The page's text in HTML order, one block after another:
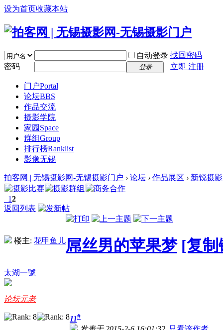
设为首页收藏本站
自动登录 找回密码
密码
登录 立即 注册
门户Portal
论坛BBS
作品交流
摄影学院
家园 Space
群组Group
排行榜Ranklist
影像无锡
拍客网 | 无锡摄影网-无锡摄影门户 › 论坛 › 作品展区 › 新锐摄影
12
返回列表
楼主: 花甲鱼儿屌丝男的苹果梦 [复
太湖一號
论坛元老
11#